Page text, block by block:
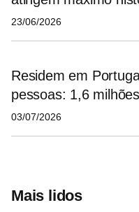
23/06/2026
Residem em
pessoas: 1,6
03/07/2026
Mais lidos